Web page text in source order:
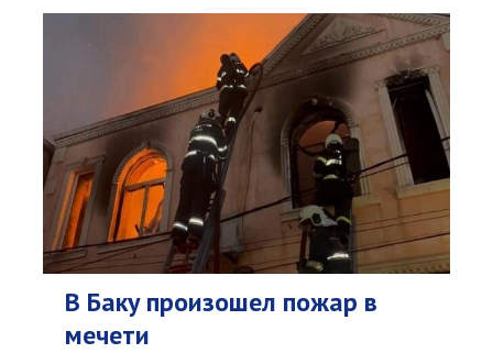
В Баку произошел пожар в
мечети